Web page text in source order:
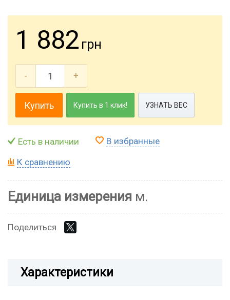
1 882 грн
- +
Купить Купить в 1 клик! УЗНАТЬ ВЕС
Есть в наличии В избранные
К сравнению
Единица измерения м.
Поделиться
Характеристики